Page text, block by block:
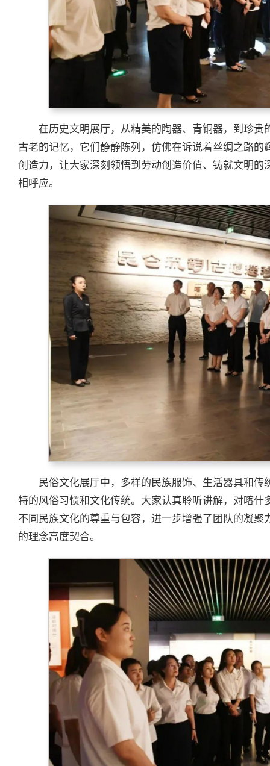
在历史文明展厅，从精美的陶器、青铜器，到珍
古老的记忆，它们静静陈列，仿佛在诉说着丝绸之路
创造力，让大家深刻领悟到劳动创造价值、铸就文明
相呼应。
民俗文化展厅中，多样的民族服饰、生活器具和
特的风俗习惯和文化传统。大家认真聆听讲解，对喀
不同民族文化的尊重与包容，进一步增强了团队的凝
的理念高度契合。